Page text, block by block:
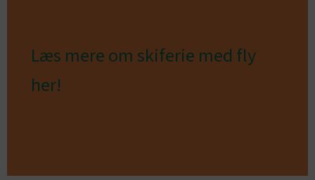
Læs mere om skiferie med fly
her!